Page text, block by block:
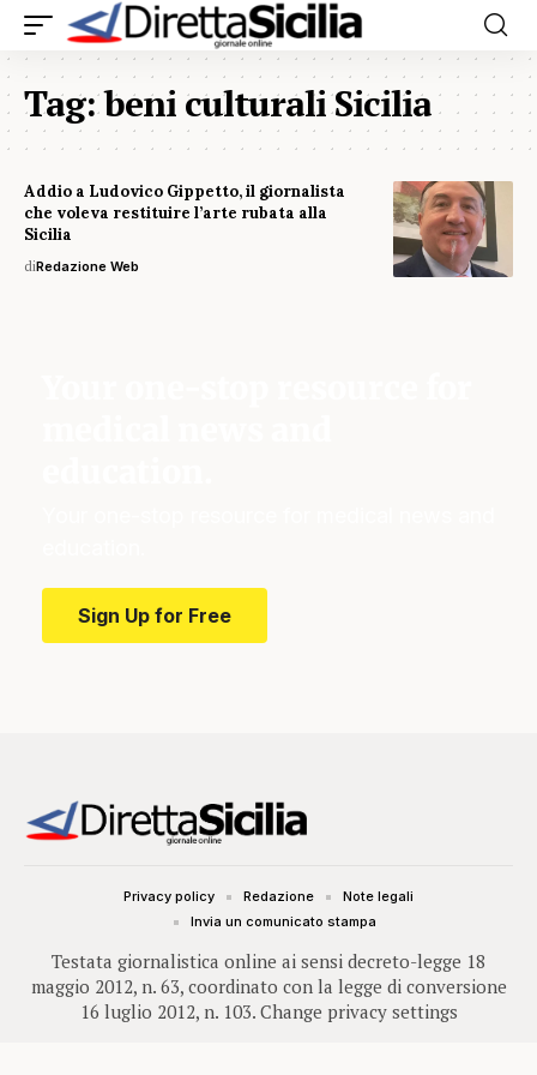
Tag:beni culturali Sicilia
Addio a Ludovico Gippetto, il giornalista
che voleva restituire l’arte rubata alla
Sicilia
diRedazione Web
Sign Up for Free
Testata giornalistica online ai sensi decreto-legge 18
maggio 2012, n. 63, coordinato con la legge di conversione
16 luglio 2012, n. 103. Change privacy settings
Privacy policy Redazione
Note legali
Invia un comunicato stampa